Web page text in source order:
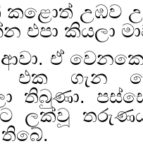
කළොත් උඹව
එපා කියලා
ඒ
එක ගැන
තිබුණා.
ලක්‌වූ